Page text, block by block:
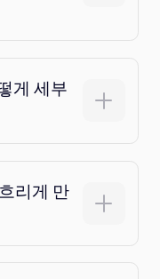
게 세부
리게 만